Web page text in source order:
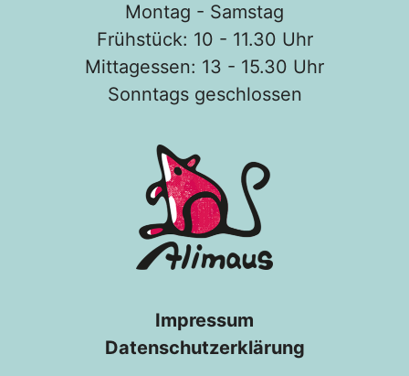
Montag - Samstag
Frühstück: 10 - 11.30 Uhr
Mittagessen: 13 - 15.30 Uhr
Sonntags geschlossen
Impressum
Datenschutzerklärung